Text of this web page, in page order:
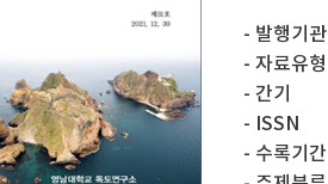
발행기관
자료유형
간기
ISSN
수록기간